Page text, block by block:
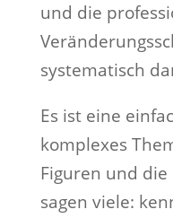
und die
systematisch
Es ist eine
komplexes
Figuren und
sagen viele: